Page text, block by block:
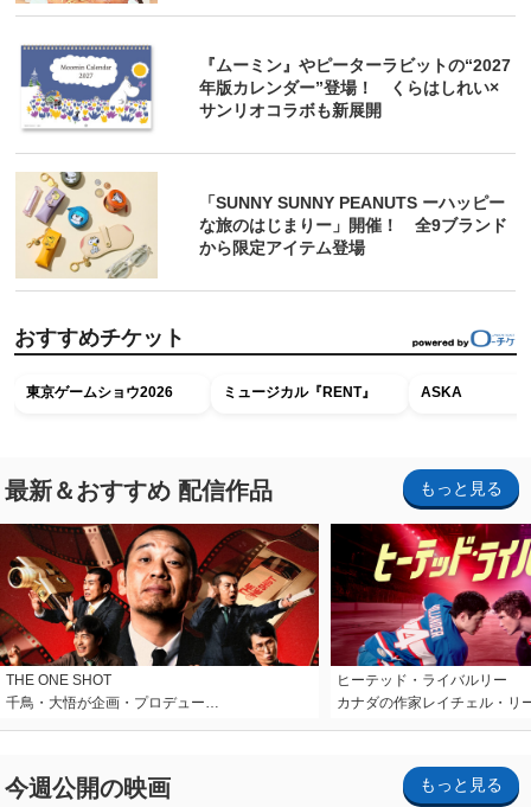
『ムーミン』やピーターラビットの“2027
年版カレンダー”登場！ くらはしれい×
サンリオコラボも新展開
「SUNNY SUNNY PEANUTS ーハッピー
な旅のはじまりー」開催！ 全9ブランド
から限定アイテム登場
おすすめチケット
東京ゲームショウ2026 ミュージカル『RENT』 ASKA
最新＆おすすめ 配信作品 もっと見る
THE ONE SHOT
千鳥・大悟が企画・プロデュー…
ヒーテッド・ライバルリー
カナダの作家レイチェル・リ
今週公開の映画 もっと見る